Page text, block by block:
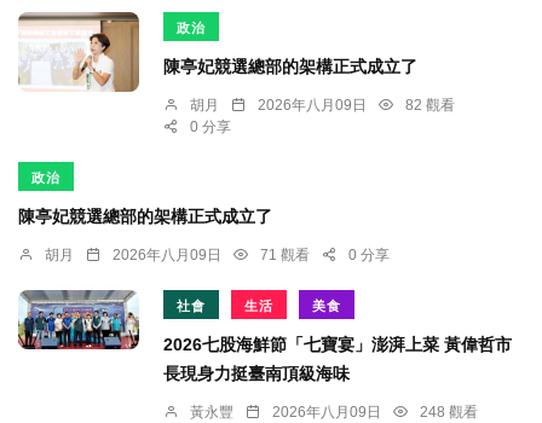
政治
陳亭妃競選總部的架構正式成立了
胡月 2026年八月09日
82 觀看
0 分享
政治
陳亭妃競選總部的架構正式成立了
胡月 2026年八月09日 71 觀看 0 分享
社會 生活 美食
2026七股海鮮節「七寶宴」澎湃上菜 黃偉哲市
長現身力挺臺南頂級海味
黃永豐 2026年八月09日
248 觀看